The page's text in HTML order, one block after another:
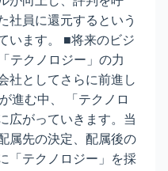
社員に還元するという
います。 ■将来のビジ
テクノロジー」の力
社としてさらに前進し
進む中、 「テクノロ
広がっていきます。当
属先の決定、配属後の
「テクノロジー」を採